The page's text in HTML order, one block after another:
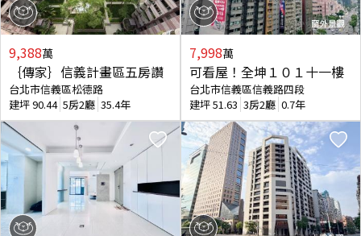
9,388萬
｛傳家｝信義計畫區五房讚
台北市信義區松德路
建坪90.44 5房2廳 35.4年
7,998萬
可看屋！全坤１０１十一樓
台北市信義區信義路四段
建坪51.63 3房2廳 0.7年